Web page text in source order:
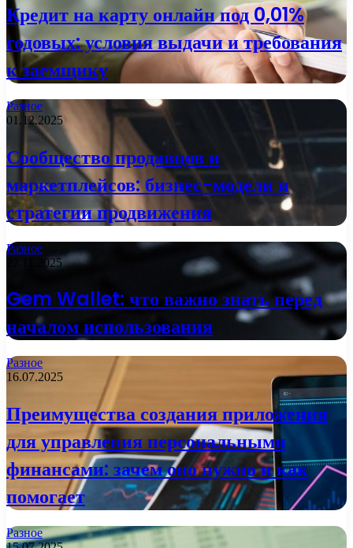
Кредит на карту онлайн под 0,01%
годовых: условия выдачи и требования
к заемщику
Разное
01.12.2025
Сообщество продавцов и
маркетплейсов: бизнес-модели и
стратегии продвижения
Разное
27.11.2025
Gem Wallet: что важно знать перед
началом использования
Разное
16.07.2025
Преимущества создания приложения
для управления персональными
финансами: зачем оно нужно и как
помогает
Разное